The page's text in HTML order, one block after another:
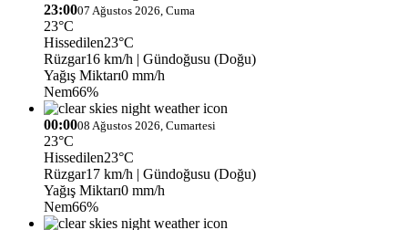
23:0007 Ağustos 2026, Cuma
23°C
Hissedilen23°C
Rüzgar16 km/h | Gündoğusu (Doğu)
Yağış Miktarı0 mm/h
Nem66%
00:0008 Ağustos 2026, Cumartesi
23°C
Hissedilen23°C
Rüzgar17 km/h | Gündoğusu (Doğu)
Yağış Miktarı0 mm/h
Nem66%